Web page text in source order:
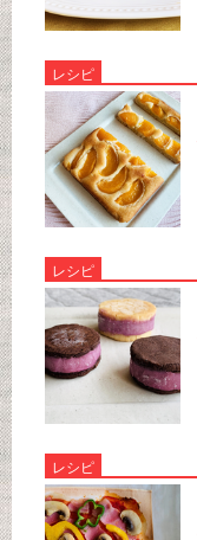
レシピ
レシピ
レシピ